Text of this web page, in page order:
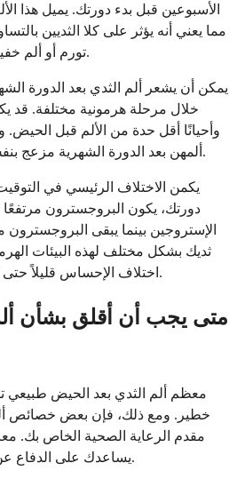
الأسبوعين قبل بدء دورتك. يميل هذا
مما يعني أنه يؤثر على كلا الثديين
تورم أو ألم خفيف يتحسن بمجرد بدء الحيض.
يمكن أن يشعر ألم الثدي بعد الدورة
خلال مرحلة هرمونية مختلفة. قد
وأحيانًا أقل حدة من الألم قبل
ألمهن بعد الدورة الشهرية مزعج بنفس القدر أو حتى أكثر وضوحًا.
يكمن الاختلاف الرئيسي في
دورتك، يكون البروجسترون
الإستروجين بينما يبقى
ثديك بشكل مختلف لهذه البيئات
اختلاف الإحساس قليلاً حتى لو تسبب كلاهما في الانزعاج.
متى يجب أن أقلق بشأن
معظم ألم الثدي بعد الحيض
خطير. ومع ذلك، فإن بعض خصائص
مقدم الرعاية الصحية الخاص بك.
يساعدك على الدفاع عن نفسك دون قلق لا داعي له.